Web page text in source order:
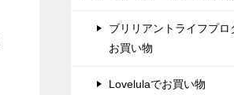
ブリリアントライフプロ
お買い物
Lovelulaでお買い物